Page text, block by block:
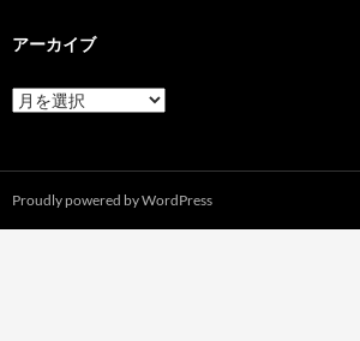
アーカイブ
ア
ー
Proudly powered by WordPress